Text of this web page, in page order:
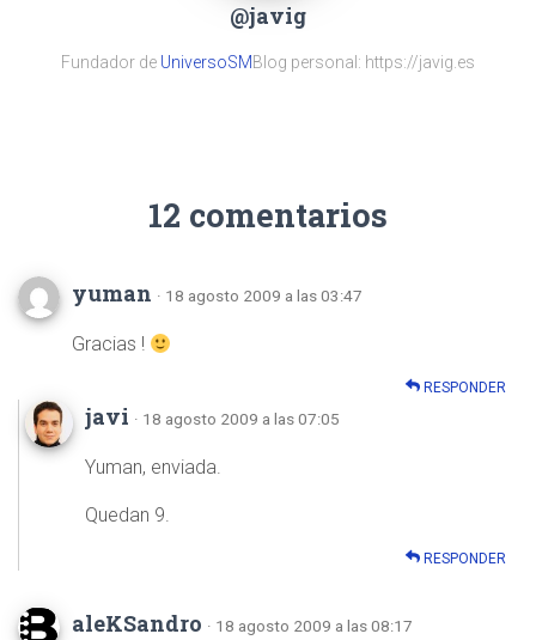
@javig
Fundador de UniversoSMBlog personal: https://javig.es
12 comentarios
yuman · 18 agosto 2009 a las 03:47
Gracias !
RESPONDER
javi · 18 agosto 2009 a las 07:05
Yuman, enviada.
Quedan 9.
RESPONDER
aleKSandro · 18 agosto 2009 a las 08:17